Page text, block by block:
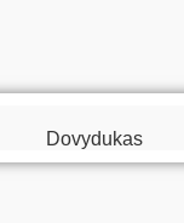
Dovydukas